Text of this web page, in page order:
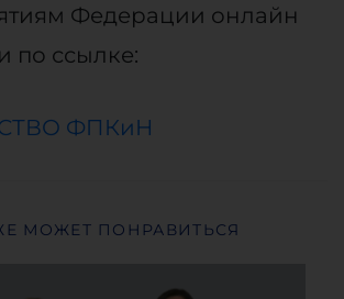
Федерации онлайн
по ссылке:
ФПКиН
МОЖЕТ ПОНРАВИТЬСЯ